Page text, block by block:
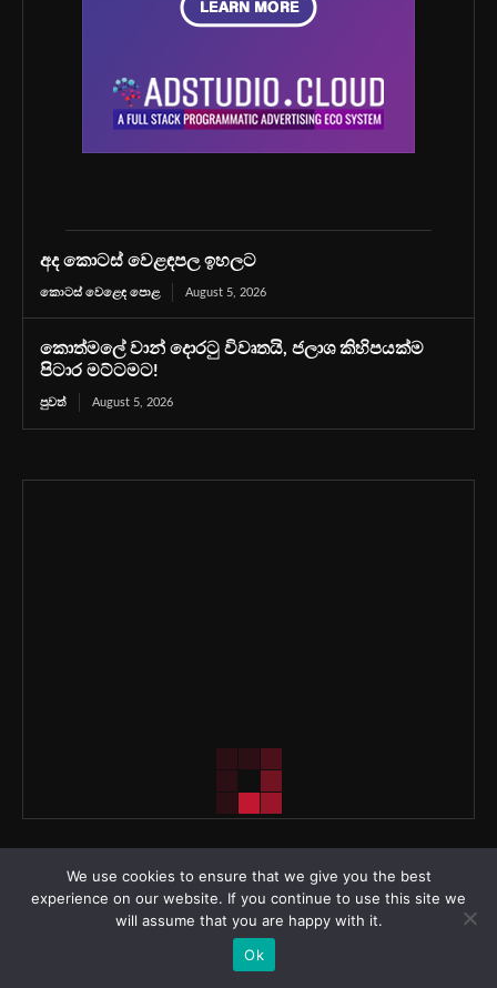
අද කොටස් වෙළඳපල ඉහලට
කොටස් වෙළෙඳ පොළ August 5, 2026
කොත්මලේ වාන් දොරටු විවෘතයි, ජලාශ කිහිපයක්ම
පිටාර මට්ටමට!
පුවත් August 5, 2026
We use cookies to ensure that we give you the best
experience on our website. If you continue to use this site we
will assume that you are happy with it.
Ok